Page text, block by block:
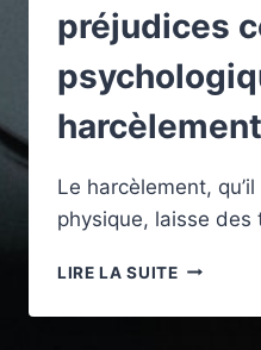
préjudices
Le harcèlement,
physique, laisse
LIRE LA SUITE
APPEL